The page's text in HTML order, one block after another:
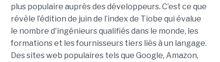
plus populaire auprès des développeurs. C’est ce que
révèle l’édition de juin de l’index de Tiobe qui évalue
le nombre d'ingénieurs qualifiés dans le monde, les
formations et les fournisseurs tiers liés à un langage.
Des sites web populaires tels que Google, Amazon,